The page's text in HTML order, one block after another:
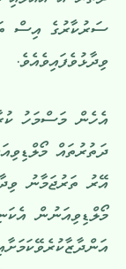
ސަރުކާރުގެ އިސް
ވިދާޅުވެފައިވެއެވެ.
އެހެން މަސްމަހު
އޭރު ތަރުޖަމާނު